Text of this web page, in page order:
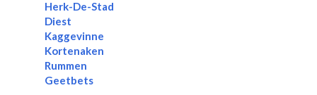
Herk-De-Stad
Diest
Kaggevinne
Kortenaken
Rummen
Geetbets